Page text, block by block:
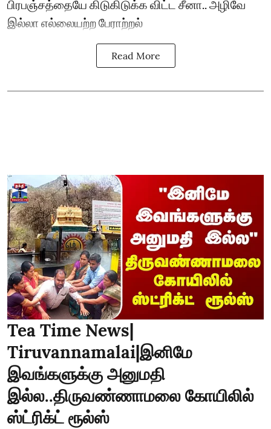
பிரபஞ்சத்தையே கிடுகிடுக்க விட்ட சீனா.. அழிவே
இல்லா எல்லையற்ற பேராற்றல்
Read More
Tea Time News|
Tiruvannamalai|இனிமே
இவங்களுக்கு அனுமதி
இல்ல..திருவண்ணாமலை கோயிலில்
ஸ்ட்ரிக்ட் ரூல்ஸ்